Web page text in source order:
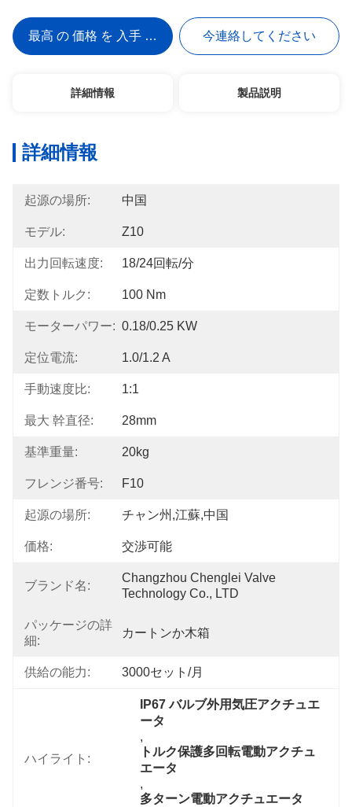
最高 の 価格 を 入手 する 今連絡してください
詳細情報 製品説明
詳細情報
起源の場所: 中国
モデル: Z10
出力回転速度: 18/24回転/分
定数トルク: 100 Nm
モーターパワー: 0.18/0.25 KW
定位電流: 1.0/1.2 A
手動速度比: 1:1
最大 幹直径: 28mm
基準重量: 20kg
フレンジ番号: F10
起源の場所: チャン州,江蘇,中国
価格: 交渉可能
ブランド名:
Changzhou Chenglei Valve
Technology Co., LTD
パッケージの詳
細:
カートンか木箱
供給の能力: 3000セット/月
ハイライト:
IP67 バルブ外用気圧アクチュエ
ータ
,
トルク保護多回転電動アクチュ
エータ
,
多ターン電動アクチュエータ